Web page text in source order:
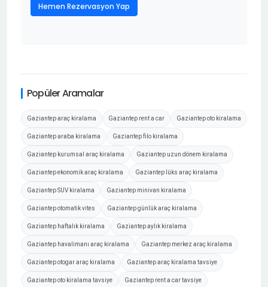
Hemen Rezervasyon Yap
Popüler Aramalar
Gaziantep araç kiralama Gaziantep rent a car Gaziantep oto kiralama
Gaziantep araba kiralama Gaziantep filo kiralama
Gaziantep kurumsal araç kiralama Gaziantep uzun dönem kiralama
Gaziantep ekonomik araç kiralama Gaziantep lüks araç kiralama
Gaziantep SUV kiralama Gaziantep minivan kiralama
Gaziantep otomatik vites Gaziantep günlük araç kiralama
Gaziantep haftalık kiralama Gaziantep aylık kiralama
Gaziantep havalimanı araç kiralama Gaziantep merkez araç kiralama
Gaziantep otogar araç kiralama Gaziantep araç kiralama tavsiye
Gaziantep oto kiralama tavsiye Gaziantep rent a car tavsiye